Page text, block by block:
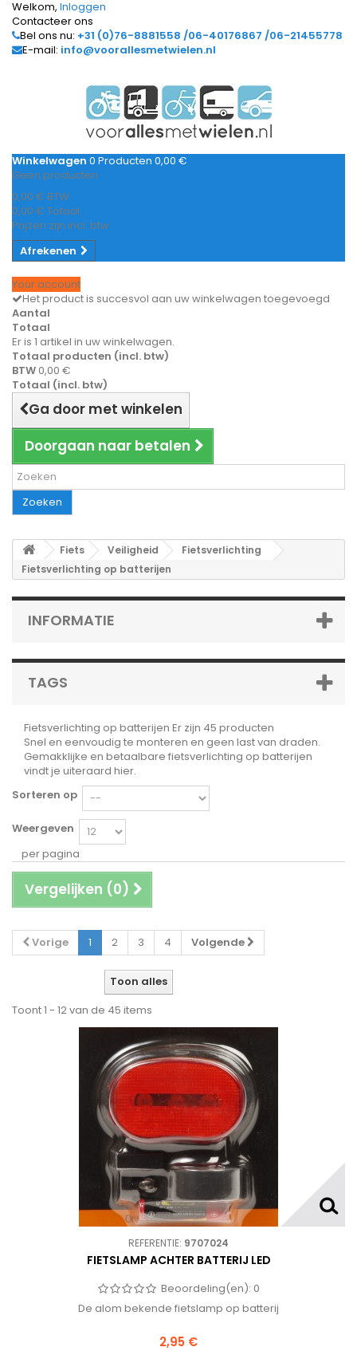
Welkom, Inloggen
Contacteer ons
Bel ons nu: +31 (0)76-8881558 /06-40176867 /06-21455778
E-mail: info@voorallesmetwielen.nl
Winkelwagen 0 Producten 0,00 €
Geen producten
0,00 € BTW
0,00 € Totaal
Prijzen zijn incl. btw
Afrekenen
Your account
Het product is succesvol aan uw winkelwagen toegevoegd
Aantal
Totaal
Er is 1 artikel in uw winkelwagen.
Totaal producten (incl. btw)
BTW 0,00 €
Totaal (incl. btw)
Ga door met winkelen
Doorgaan naar betalen
Zoeken
Fiets Veiligheid
Fietsverlichting
Fietsverlichting op batterijen
INFORMATIE
TAGS
Fietsverlichting op batterijen Er zijn 45 producten
Snel en eenvoudig te monteren en geen last van draden.
Gemakklijke en betaalbare fietsverlichting op batterijen
vindt je uiteraard hier.
Sorteren op
Weergeven
per pagina
Vergelijken (0)
Vorige 1 2 3 4 Volgende
Toon alles
Toont 1 - 12 van de 45 items
REFERENTIE: 9707024
FIETSLAMP ACHTER BATTERIJ LED
Beoordeling(en): 0
De alom bekende fietslamp op batterij
2,95 €